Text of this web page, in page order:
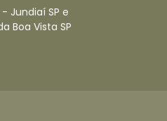
Jundiaí SP e
Boa Vista SP